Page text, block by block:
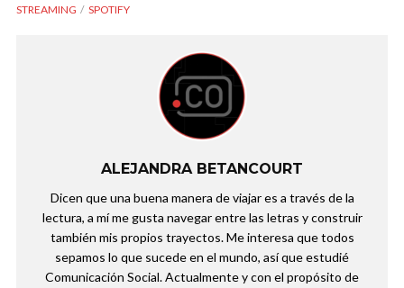
STREAMING
SPOTIFY
ALEJANDRA BETANCOURT
Dicen que una buena manera de viajar es a través de la
lectura, a mí me gusta navegar entre las letras y construir
también mis propios trayectos. Me interesa que todos
sepamos lo que sucede en el mundo, así que estudié
Comunicación Social. Actualmente y con el propósito de